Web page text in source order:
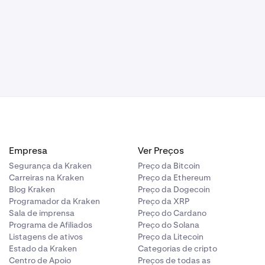
gráficos
Empresa
Segurança da Kraken
Carreiras na Kraken
Blog Kraken
Programador da Kraken
Sala de imprensa
Programa de Afiliados
Listagens de ativos
Estado da Kraken
Centro de Apoio
Ver Preços
Preço da Bitcoin
Preço da Ethereum
Preço da Dogecoin
Preço da XRP
Preço do Cardano
Preço do Solana
Preço da Litecoin
Categorias de cripto
Preços de todas as